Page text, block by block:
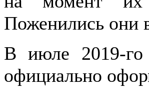
Поженились они
В июле 2019-го
официально